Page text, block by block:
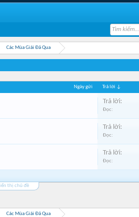
Các Mùa Giải Đã Qua
Ngày gửi Trả lời ↓
Trả lời:
Đọc:
Trả lời:
Đọc:
Trả lời:
Đọc:
thị chủ đề
Các Mùa Giải Đã Qua